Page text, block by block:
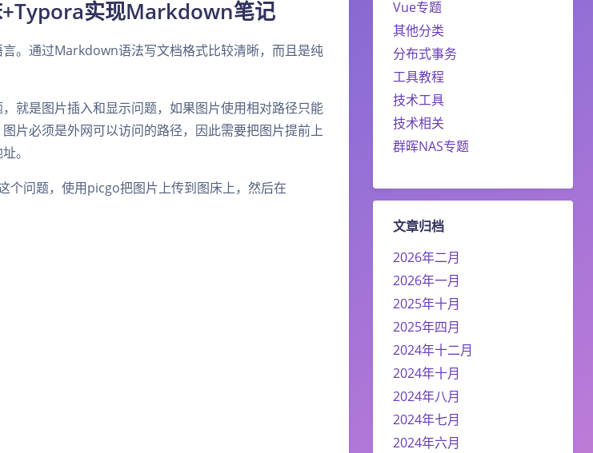
Vue专题
其他分类
分布式事务
工具教程
技术工具
技术相关
群晖NAS专题
文章归档
2026年二月
2026年一月
2025年十月
2025年四月
2024年十二月
2024年十月
2024年八月
2024年七月
2024年六月
实现Markdown笔记
。通过Markdown语法写文档格式比较清晰，而且是纯
就是图片插入和显示问题，如果图片使用相对路径只能
片必须是外网可以访问的路径，因此需要把图片提前上
。
个问题，使用picgo把图片上传到图床上，然后在